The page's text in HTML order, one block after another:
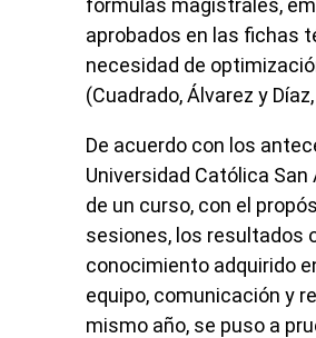
fórmulas magistrales,
aprobados en las fichas
necesidad de
(Cuadrado,Á lvarez y
De acuerdo con los
Universidad Católica
de un curso, con el
sesiones, los resultados
conocimiento adquirido
equipo, comunicación y
mismo año, se puso a